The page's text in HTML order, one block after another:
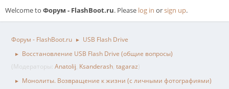
Welcome to Форум - FlashBoot.ru. Please log in orsign up.
Форум - FlashBoot.ru ► USB Flash Drive
►
Восстановление USB Flash Drive (общие вопросы)
(Модераторы: Anatolij, Ksanderash, tagaraz)
► Монолиты. Возвращение к жизни (с личными фотографиями)